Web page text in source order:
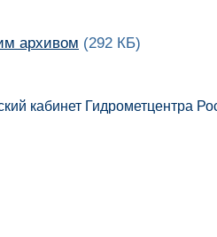
архивом (292 КБ)
кабинет Гидрометцентра